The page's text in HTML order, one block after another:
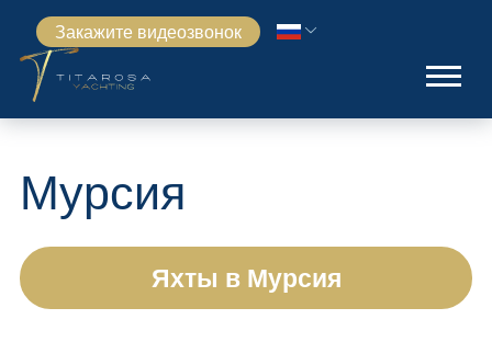
Закажите видеозвонок
Мурсия
Яхты в Мурсия